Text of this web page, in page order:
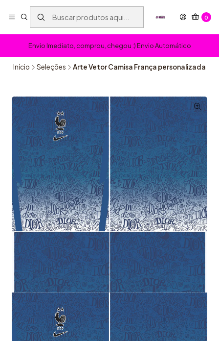
0
Envio Imediato, comprou, chegou :) Envio Automático
Início Seleções Arte Vetor Camisa França personalizada